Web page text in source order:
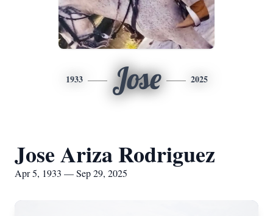
1933 Jose 2025
Jose Ariza Rodriguez
Apr 5, 1933 — Sep 29, 2025